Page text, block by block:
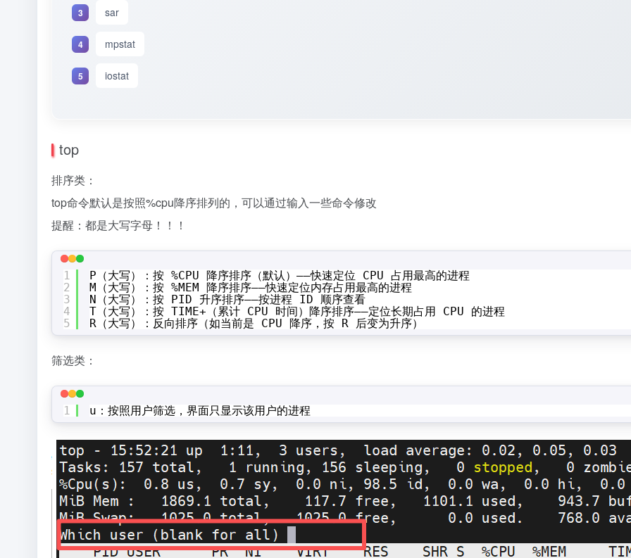
sar
mpstat
iostat
top
排序类：
top命令默认是按照%cpu降序排列的，可以通过输入一些命令修改
提醒：都是大写字母！！！
1
2
3
4
5
P（大写）：按 %CPU 降序排序（默认）——快速定位 CPU 占用最高的进程
M（大写）：按 %MEM 降序排序——快速定位内存占用最高的进程
N（大写）：按 PID 升序排序——按进程 ID 顺序查看
T（大写）：按 TIME+（累计 CPU 时间）降序排序——定位长期占用 CPU 的进程
R（大写）：反向排序（如当前是 CPU 降序，按 R 后变为升序）
筛选类：
1 u：按照用户筛选，界面只显示该用户的进程